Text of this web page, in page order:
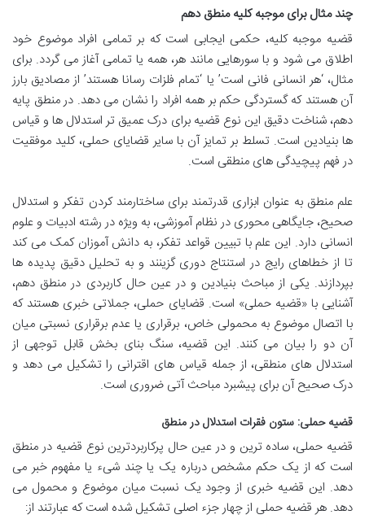
چند مثال برای موجبه کلیه منطق دهم
قضیه موجبه کلیه، حکمی ایجابی است که بر تمامی افراد موضوع خود
اطلاق می شود و با سورهایی مانند هر، همه یا تمامی آغاز می گردد. برای
مثال، ‘هر انسانی فانی است’ یا ‘تمام فلزات رسانا هستند’ از مصادیق بارز
آن هستند که گستردگی حکم بر همه افراد را نشان می دهد. در منطق پایه
دهم، شناخت دقیق این نوع قضیه برای درک عمیق تر استدلال ها و قیاس
ها بنیادین است. تسلط بر تمایز آن با سایر قضایای حملی، کلید موفقیت
در فهم پیچیدگی های منطقی است.
علم منطق به عنوان ابزاری قدرتمند برای ساختارمند کردن تفکر و استدلال
صحیح، جایگاهی محوری در نظام آموزشی، به ویژه در رشته ادبیات و علوم
انسانی دارد. این علم با تبیین قواعد تفکر، به دانش آموزان کمک می کند
تا از خطاهای رایج در استنتاج دوری گزینند و به تحلیل دقیق پدیده ها
بپردازند. یکی از مباحث بنیادین و در عین حال کاربردی در منطق دهم،
آشنایی با «قضیه حملی» است. قضایای حملی، جملاتی خبری هستند که
با اتصال موضوع به محمولی خاص، برقراری یا عدم برقراری نسبتی میان
آن دو را بیان می کنند. این قضیه، سنگ بنای بخش قابل توجهی از
استدلال های منطقی، از جمله قیاس های اقترانی را تشکیل می دهد و
درک صحیح آن برای پیشبرد مباحث آتی ضروری است.
قضیه حملی: ستون فقرات استدلال در منطق
قضیه حملی، ساده ترین و در عین حال پرکاربردترین نوع قضیه در منطق
است که از یک حکم مشخص درباره یک یا چند شیء یا مفهوم خبر می
دهد. این قضیه خبری از وجود یک نسبت میان موضوع و محمول می
دهد. هر قضیه حملی از چهار جزء اصلی تشکیل شده است که عبارتند از: